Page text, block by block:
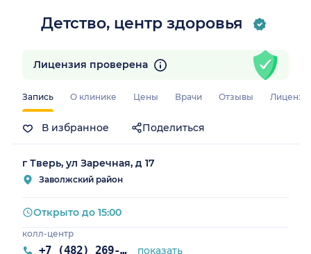
Детство, центр здоровья
Запись О клинике Цены Врачи Отзывы
В избранное Поделиться
Лицензия проверена
г Тверь, ул Заречная, д 17
Заволжский район
колл-центр
+7 (482) 269-17-17 показать
Открыто до 15:00